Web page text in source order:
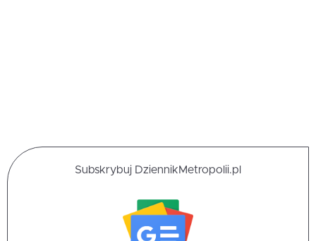
Subskrybuj DziennikMetropolii.pl